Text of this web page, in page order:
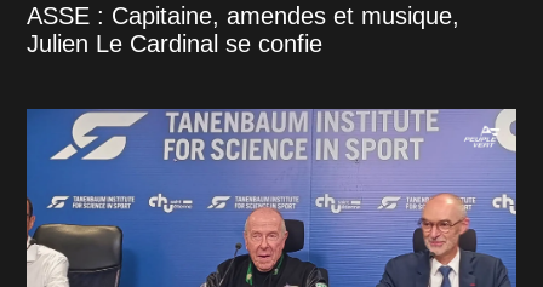
ASSE : Capitaine, amendes et musique,
Julien Le Cardinal se confie